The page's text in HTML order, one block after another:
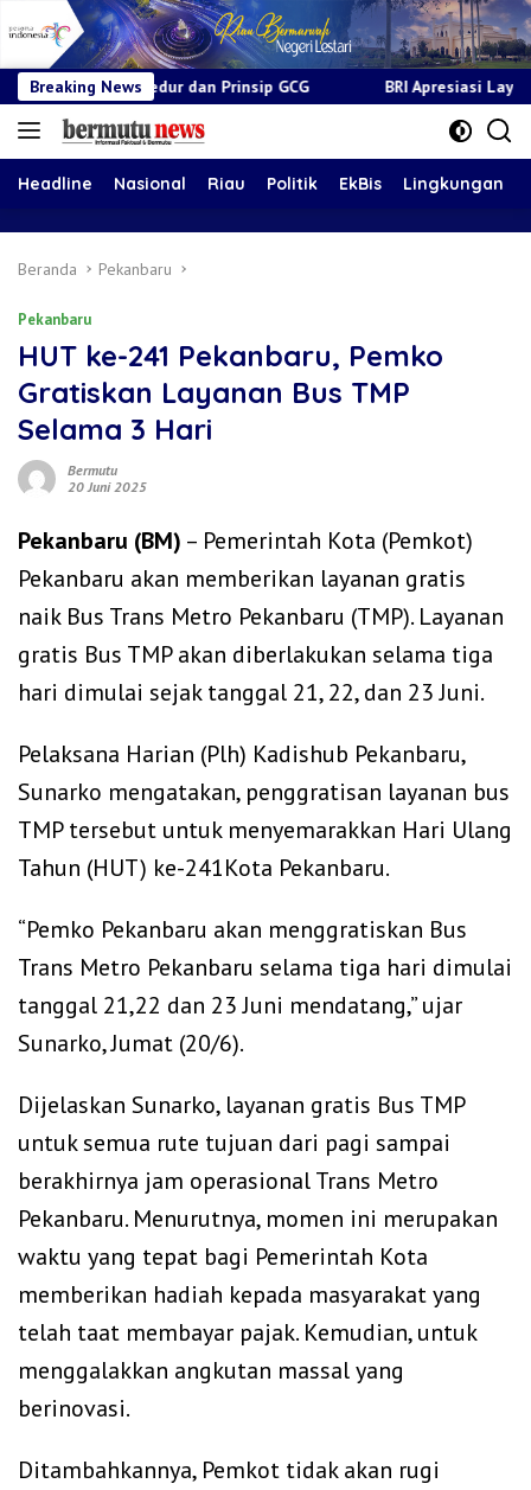
Breaking News
dan Prinsip GCG BRI Apresiasi Layanan Kepada
Headline Nasional Riau Politik EkBis Lingkungan
Beranda Pekanbaru
Pekanbaru
HUT ke-241 Pekanbaru, Pemko
Gratiskan Layanan Bus TMP
Selama 3 Hari
Bermutu
20 Juni 2025
Pekanbaru (BM) – Pemerintah Kota (Pemkot)
Pekanbaru akan memberikan layanan gratis
naik Bus Trans Metro Pekanbaru (TMP). Layanan
gratis Bus TMP akan diberlakukan selama tiga
hari dimulai sejak tanggal 21, 22, dan 23 Juni.
Pelaksana Harian (Plh) Kadishub Pekanbaru,
Sunarko mengatakan, penggratisan layanan bus
TMP tersebut untuk menyemarakkan Hari Ulang
Tahun (HUT) ke-241Kota Pekanbaru.
“Pemko Pekanbaru akan menggratiskan Bus
Trans Metro Pekanbaru selama tiga hari dimulai
tanggal 21,22 dan 23 Juni mendatang,” ujar
Sunarko, Jumat (20/6).
Dijelaskan Sunarko, layanan gratis Bus TMP
untuk semua rute tujuan dari pagi sampai
berakhirnya jam operasional Trans Metro
Pekanbaru. Menurutnya, momen ini merupakan
waktu yang tepat bagi Pemerintah Kota
memberikan hadiah kepada masyarakat yang
telah taat membayar pajak. Kemudian, untuk
menggalakkan angkutan massal yang
berinovasi.
Ditambahkannya, Pemkot tidak akan rugi